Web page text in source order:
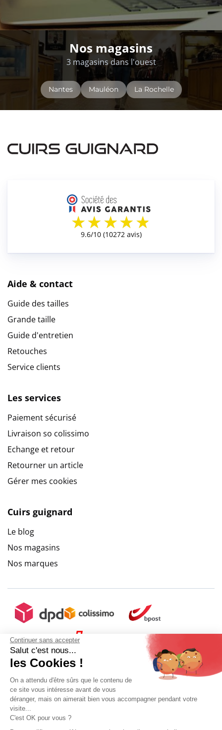
Continuer sans accepter
Salut c'est nous...
les Cookies !
On a attendu d'être sûrs que le contenu de
ce site vous intéresse avant de vous
déranger, mais on aimerait bien vous accompagner pendant votre
visite...
C'est OK pour vous ?
Nos magasins
3 magasins dans l'ouest
Nantes Mauléon La Rochelle
Aide & contact
Guide des tailles
Grande taille
Guide d'entretien
Retouches
Service clients
Les services
Paiement sécurisé
Livraison so colissimo
Echange et retour
Retourner un article
Gérer mes cookies
Cuirs guignard
Le blog
Nos magasins
Nos marques